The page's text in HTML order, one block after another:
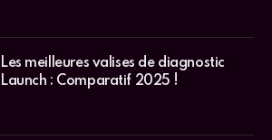
Les meilleures valises de diagnostic
Launch : Comparatif 2025 !